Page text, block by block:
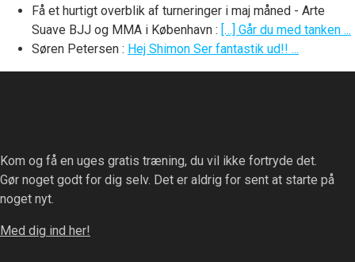
Få et hurtigt overblik af turneringer i maj måned - Arte
Suave BJJ og MMA i København : […] Går du med tanken ...
Søren Petersen : Hej Shimon Ser fantastik ud!! ...
Kom og få en uges gratis træning, du vil ikke fortryde det.
Gør noget godt for dig selv. Det er aldrig for sent at starte på
noget nyt.
Med dig ind her!